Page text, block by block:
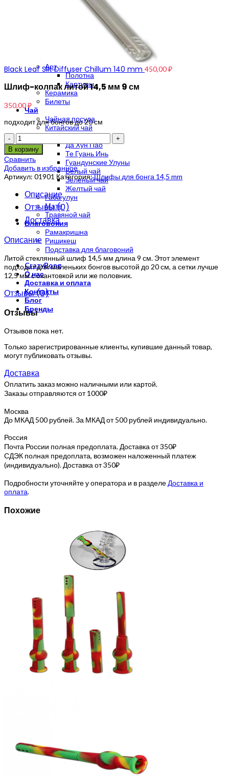
Мерч Anahart
Мерч Solar Systo
Непальский шарф
Сумки поясные Hemp
Арт
Полотна
Картины
Керамика
Билеты
Чай
Чайная посуда
Китайский чай
Пуэр
Да Хун Пао
Те Гуань Инь
Гуандунские Улуны
Белый чай
Зеленый чай
Желтый чай
Габа улун
Мате
Травяной чай
Благовония
Рамакришна
Ришикеш
Подставка для благовоний
CrazyBong
О нас
Доставка и оплата
Контакты
Блог
Бренды
Black Leaf Slit Diffuser Chillum 140 mm 450,00₽
Шлиф-колпак литой 14,5 мм 9 см
350,00₽
подходит для бонгов до 20 см
Количество
В корзину
Сравнить
Добавить в избранное
Артикул: 01901 Категория:Шлифы для бонга 14,5 mm
Описание
Отзывы (0)
Доставка
Описание
Литой стеклянный шлиф 14,5 мм длина 9 см. Этот элемент
подходит для маленьких бонгов высотой до 20 см, а сетки лучше
12,5 мм с окантовкой или же половник.
Отзывы (0)
Отзывы
Отзывов пока нет.
Только зарегистрированные клиенты, купившие данный товар,
могут публиковать отзывы.
Доставка
Оплатить заказ можно наличными или картой.
Заказы отправляются от 1000₽
Москва
До МКАД 500 рублей. За МКАД от 500 рублей индивидуально.
Россия
Почта России полная предоплата. Доставка от 350₽
СДЭК полная предоплата, возможен наложенный платеж
(индивидуально). Доставка от 350₽
Подробности уточняйте у оператора и в разделе Доставка и
оплата.
Похожие